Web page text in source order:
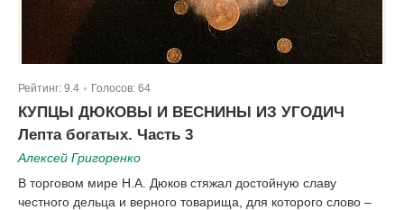
Рейтинг: 9.4 Голосов: 64
КУПЦЫ ДЮКОВЫ И ВЕСНИНЫ ИЗ УГОДИЧ
Лепта богатых. Часть 3
Алексей Григоренко
В торговом мире Н.А. Дюков стяжал достойную славу
честного дельца и верного товарища, для которого слово –